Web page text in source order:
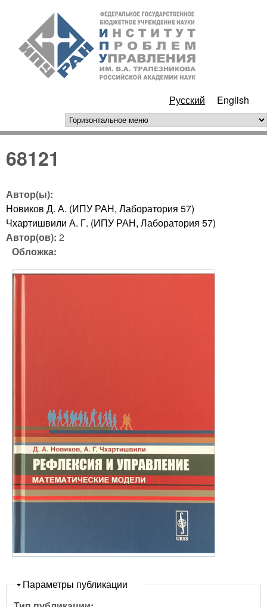
Перейти к основному
содержанию
РАН
Русский English
горизонтальное меню
68121
Автор(ы):
Новиков Д. А. (ИПУ РАН, Лаборатория 57)
Чхартишвили А. Г. (ИПУ РАН, Лаборатория 57)
Автор(ов): 2
Обложка:
Скрыть
Параметры публикации